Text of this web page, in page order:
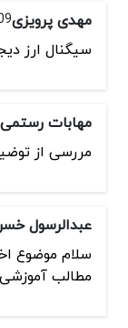
مهدی پرویزی09 اسفند
سیگنال ارز
مهابات رستمی
مررسی از
عبدالرسول
سلام موضوع
مطالب آموزشی